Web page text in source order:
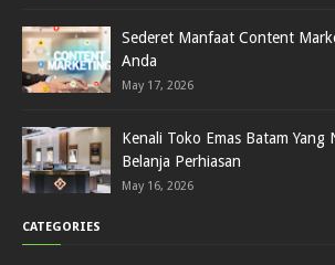
Sederet Manfaat Content
Anda
May 17, 2026
Kenali Toko Emas Batam Yang
Belanja Perhiasan
May 16, 2026
CATEGORIES